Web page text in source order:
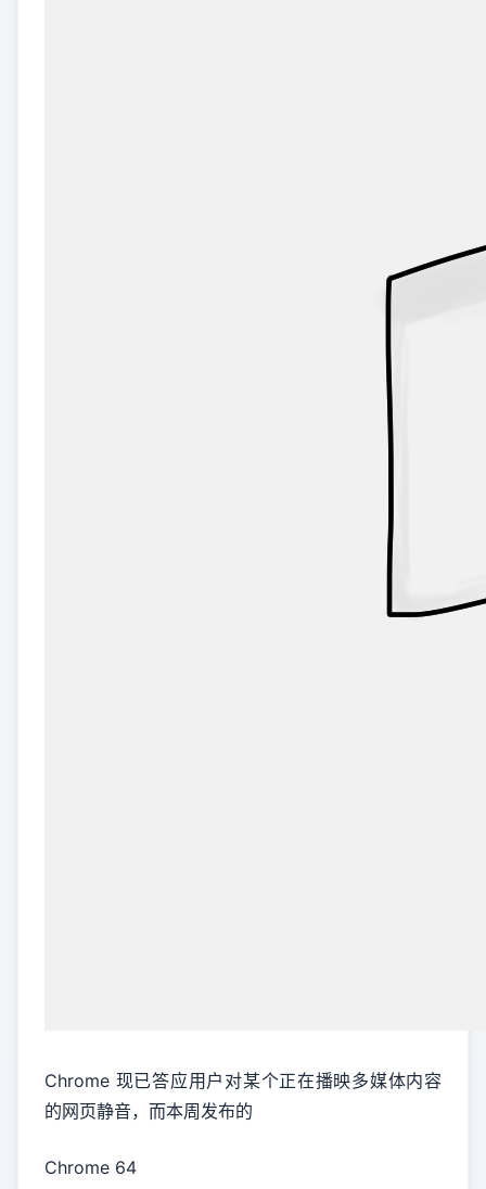
Chrome 现已答应用户对某个正在播映多媒体内容
的网页静音，而本周发布的
Chrome 64